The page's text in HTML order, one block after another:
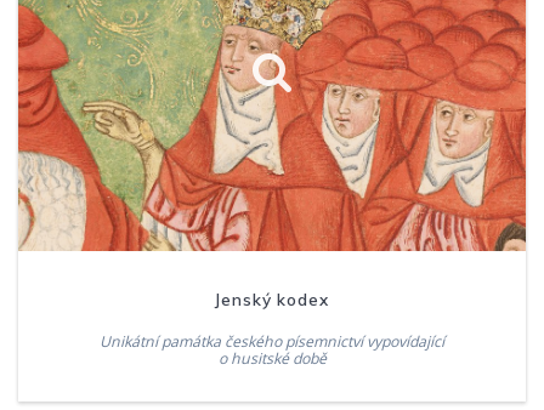
Jenský kodex
Unikátní památka českého písemnictví vypovídající
o husitské době